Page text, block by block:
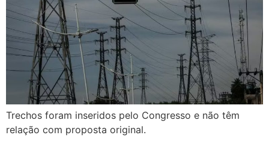
Trechos foram inseridos pelo Congresso e não têm
relação com proposta original.